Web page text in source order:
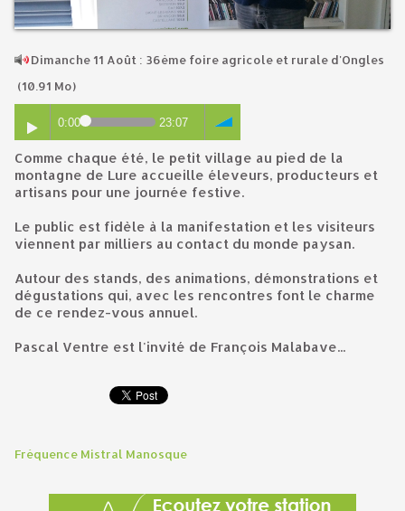
​Dimanche 11 Août : 36ème foire agricole et rurale d'Ongles
(10.91 Mo)
0:00 23:07
Comme chaque été, le petit village au pied de la
montagne de Lure accueille éleveurs, producteurs et
artisans pour une journée festive.
Le public est fidèle à la manifestation et les visiteurs
viennent par milliers au contact du monde paysan.
Autour des stands, des animations, démonstrations et
dégustations qui, avec les rencontres font le charme
de ce rendez-vous annuel.
Pascal Ventre est l'invité de François Malabave...
Fréquence Mistral Manosque